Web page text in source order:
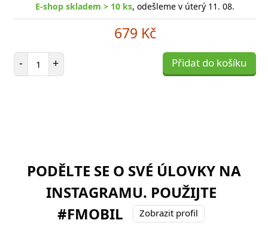
E-shop skladem > 10 ks, odešleme v úterý 11. 08.
679 Kč
- Počet položek
+ Přidat do košíku
PODĚLTE SE O SVÉ ÚLOVKY NA
INSTAGRAMU. POUŽIJTE
#FMOBIL
Zobrazit profil